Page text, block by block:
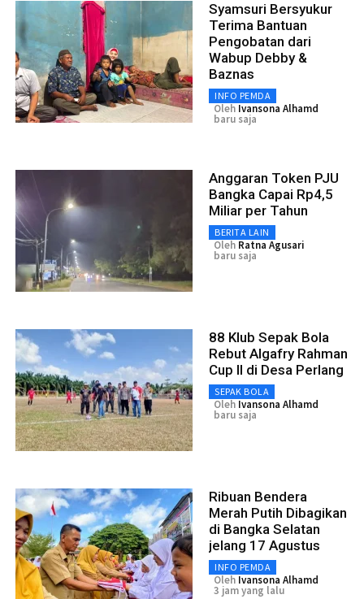
Syamsuri Bersyukur
Terima Bantuan
Pengobatan dari
Wabup Debby &
Baznas
INFO PEMDA
Oleh Ivansona Alhamd
baru saja
Anggaran Token PJU
Bangka Capai Rp4,5
Miliar per Tahun
BERITA LAIN
Oleh Ratna Agusari
baru saja
88 Klub Sepak Bola
Rebut Algafry Rahman
Cup II di Desa Perlang
SEPAK BOLA
Oleh Ivansona Alhamd
baru saja
Ribuan Bendera
Merah Putih Dibagikan
di Bangka Selatan
jelang 17 Agustus
INFO PEMDA
Oleh Ivansona Alhamd
3 jam yang lalu